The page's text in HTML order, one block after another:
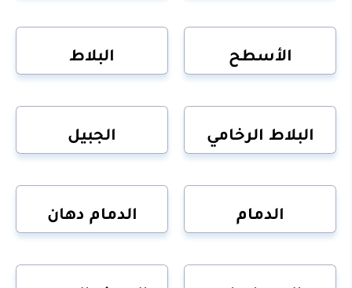
الأسطح البلاط
البلاط الرخامي الجبيل
الدمام الدمام دهان